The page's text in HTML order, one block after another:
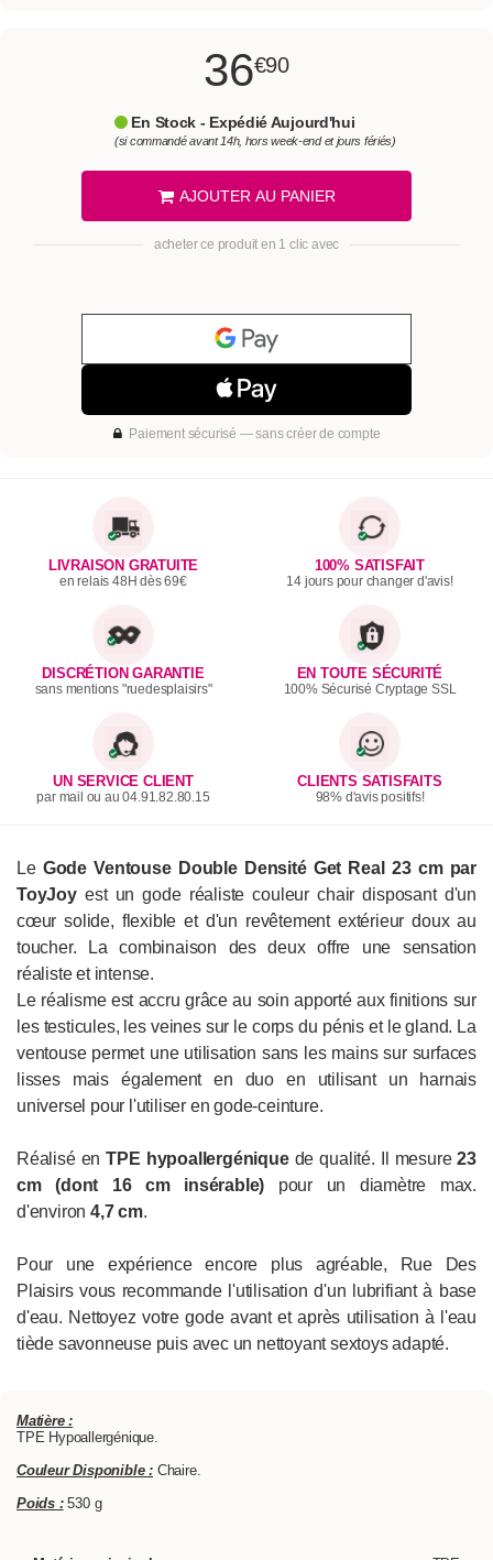
36€90
En Stock - Expédié Aujourd'hui
(si commandé avant 14h, hors week-end et jours fériés)
AJOUTER AU PANIER
acheter ce produit en 1 clic avec
Paiement sécurisé — sans créer de compte
LIVRAISON GRATUITE
en relais 48H dès 69€
100% SATISFAIT
14 jours pour changer d'avis!
DISCRÉTION GARANTIE
sans mentions "ruedesplaisirs"
EN TOUTE SÉCURITÉ
100% Sécurisé Cryptage SSL
UN SERVICE CLIENT
par mail ou au 04.91.82.80.15
CLIENTS SATISFAITS
98% d'avis positifs!
Le Gode Ventouse Double Densité Get Real 23 cm par
ToyJoyest un gode réaliste couleur chair disposant d'un
cœur solide, flexible et d'un revêtement extérieur doux au
toucher. La combinaison des deux offre une sensation
réaliste et intense.
Le réalisme est accru grâce au soin apporté aux finitions sur
les testicules, les veines sur le corps du pénis et le gland. La
ventouse permet une utilisation sans les mains sur surfaces
lisses mais également en duo en utilisant un harnais
universel pour l'utiliser en gode-ceinture.
Réalisé enTPE hypoallergéniquede qualité. Il mesure23
cm (dont 16 cm insérable) pour un diamètre max.
d'environ 4,7 cm.
Pour une expérience encore plus agréable, Rue Des
Plaisirs vous recommande l'utilisation d'un lubrifiant à base
d'eau. Nettoyez votre gode avant et après utilisation à l'eau
tiède savonneuse puis avec un nettoyant sextoys adapté.
Matière :
TPE Hypoallergénique.
Couleur Disponible : Chaire.
Poids :530 g